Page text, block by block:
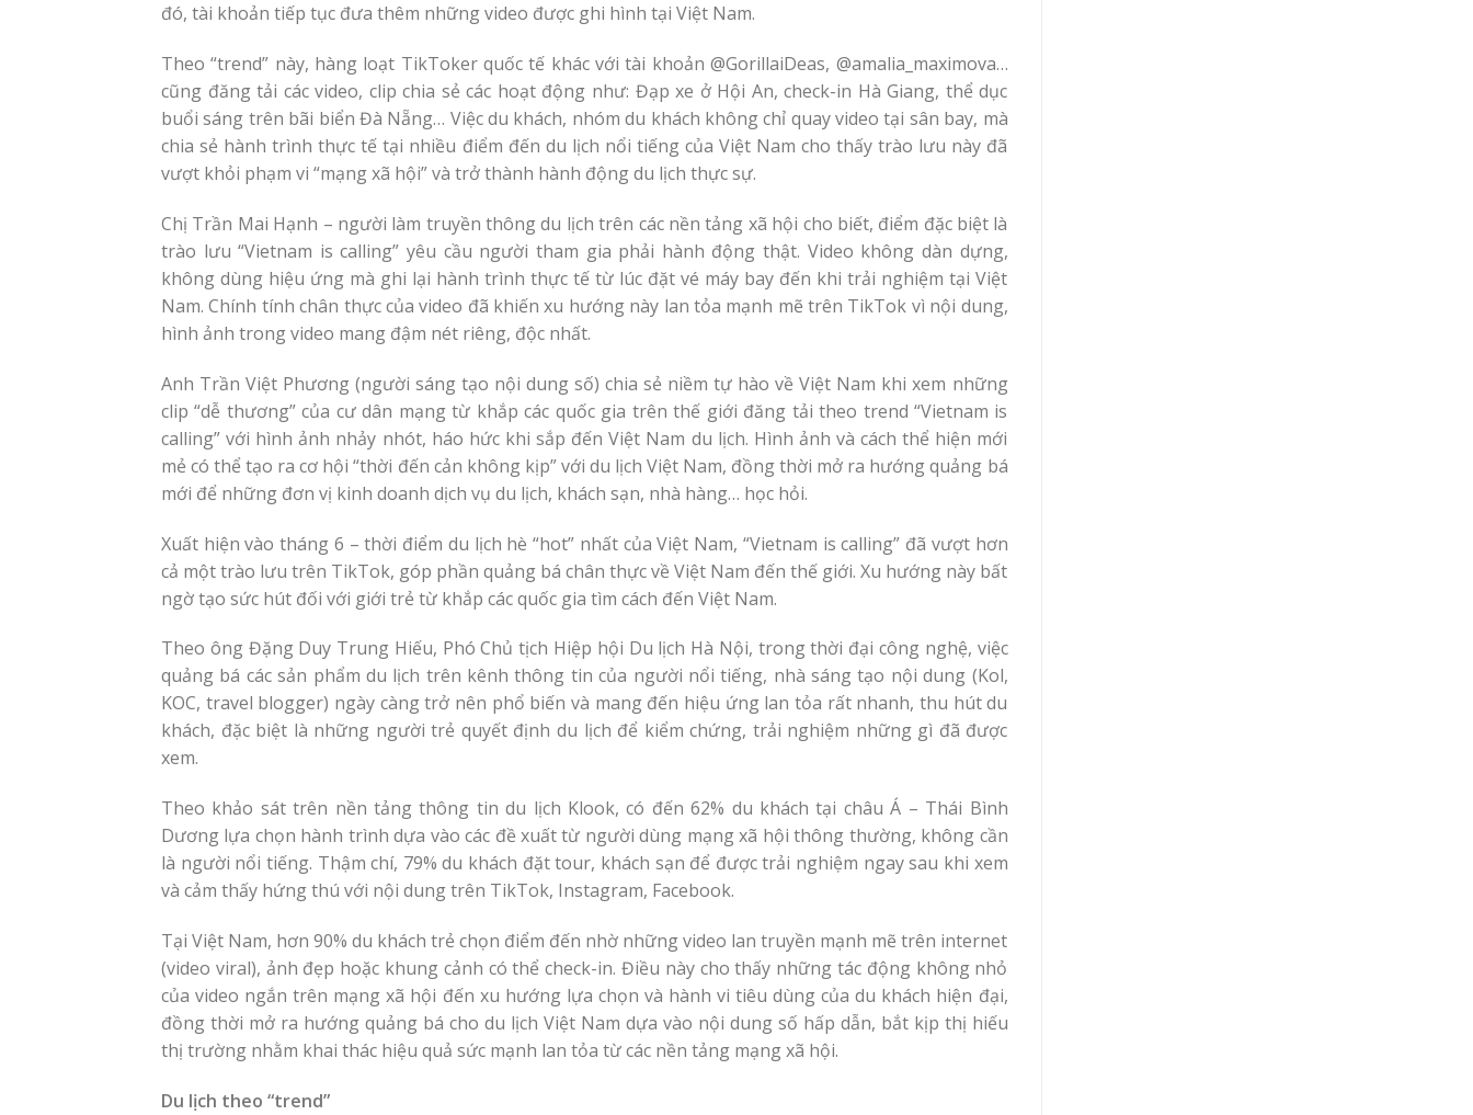
đó, tài khoản tiếp tục đưa thêm những video được ghi hình tại Việt Nam.
Theo “trend” này, hàng loạt TikToker quốc tế khác với tài khoản @GorillaiDeas, @amalia_maximova…
cũng đăng tải các video, clip chia sẻ các hoạt động như: Đạp xe ở Hội An, check-in Hà Giang, thể dục
buổi sáng trên bãi biển Đà Nẵng… Việc du khách, nhóm du khách không chỉ quay video tại sân bay, mà
chia sẻ hành trình thực tế tại nhiều điểm đến du lịch nổi tiếng của Việt Nam cho thấy trào lưu này đã
vượt khỏi phạm vi “mạng xã hội” và trở thành hành động du lịch thực sự.
Chị Trần Mai Hạnh – người làm truyền thông du lịch trên các nền tảng xã hội cho biết, điểm đặc biệt là
trào lưu “Vietnam is calling” yêu cầu người tham gia phải hành động thật. Video không dàn dựng,
không dùng hiệu ứng mà ghi lại hành trình thực tế từ lúc đặt vé máy bay đến khi trải nghiệm tại Việt
Nam. Chính tính chân thực của video đã khiến xu hướng này lan tỏa mạnh mẽ trên TikTok vì nội dung,
hình ảnh trong video mang đậm nét riêng, độc nhất.
Anh Trần Việt Phương (người sáng tạo nội dung số) chia sẻ niềm tự hào về Việt Nam khi xem những
clip “dễ thương” của cư dân mạng từ khắp các quốc gia trên thế giới đăng tải theo trend “Vietnam is
calling” với hình ảnh nhảy nhót, háo hức khi sắp đến Việt Nam du lịch. Hình ảnh và cách thể hiện mới
mẻ có thể tạo ra cơ hội “thời đến cản không kịp” với du lịch Việt Nam, đồng thời mở ra hướng quảng bá
mới để những đơn vị kinh doanh dịch vụ du lịch, khách sạn, nhà hàng… học hỏi.
Xuất hiện vào tháng 6 – thời điểm du lịch hè “hot” nhất của Việt Nam, “Vietnam is calling” đã vượt hơn
cả một trào lưu trên TikTok, góp phần quảng bá chân thực về Việt Nam đến thế giới. Xu hướng này bất
ngờ tạo sức hút đối với giới trẻ từ khắp các quốc gia tìm cách đến Việt Nam.
Theo ông Đặng Duy Trung Hiếu, Phó Chủ tịch Hiệp hội Du lịch Hà Nội, trong thời đại công nghệ, việc
quảng bá các sản phẩm du lịch trên kênh thông tin của người nổi tiếng, nhà sáng tạo nội dung (Kol,
KOC, travel blogger) ngày càng trở nên phổ biến và mang đến hiệu ứng lan tỏa rất nhanh, thu hút du
khách, đặc biệt là những người trẻ quyết định du lịch để kiểm chứng, trải nghiệm những gì đã được
xem.
Theo khảo sát trên nền tảng thông tin du lịch Klook, có đến 62% du khách tại châu Á – Thái Bình
Dương lựa chọn hành trình dựa vào các đề xuất từ người dùng mạng xã hội thông thường, không cần
là người nổi tiếng. Thậm chí, 79% du khách đặt tour, khách sạn để được trải nghiệm ngay sau khi xem
và cảm thấy hứng thú với nội dung trên TikTok, Instagram, Facebook.
Tại Việt Nam, hơn 90% du khách trẻ chọn điểm đến nhờ những video lan truyền mạnh mẽ trên internet
(video viral), ảnh đẹp hoặc khung cảnh có thể check-in. Điều này cho thấy những tác động không nhỏ
của video ngắn trên mạng xã hội đến xu hướng lựa chọn và hành vi tiêu dùng của du khách hiện đại,
đồng thời mở ra hướng quảng bá cho du lịch Việt Nam dựa vào nội dung số hấp dẫn, bắt kịp thị hiếu
thị trường nhằm khai thác hiệu quả sức mạnh lan tỏa từ các nền tảng mạng xã hội.
Du lịch theo “trend”